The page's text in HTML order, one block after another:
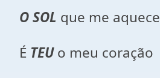
O SOL que me aquece
É TEUo meu coração